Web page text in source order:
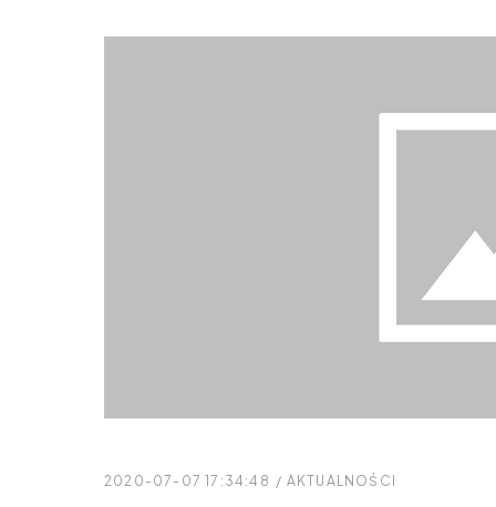
2020-07-07 17:34:48 / AKTUALNOŚCI